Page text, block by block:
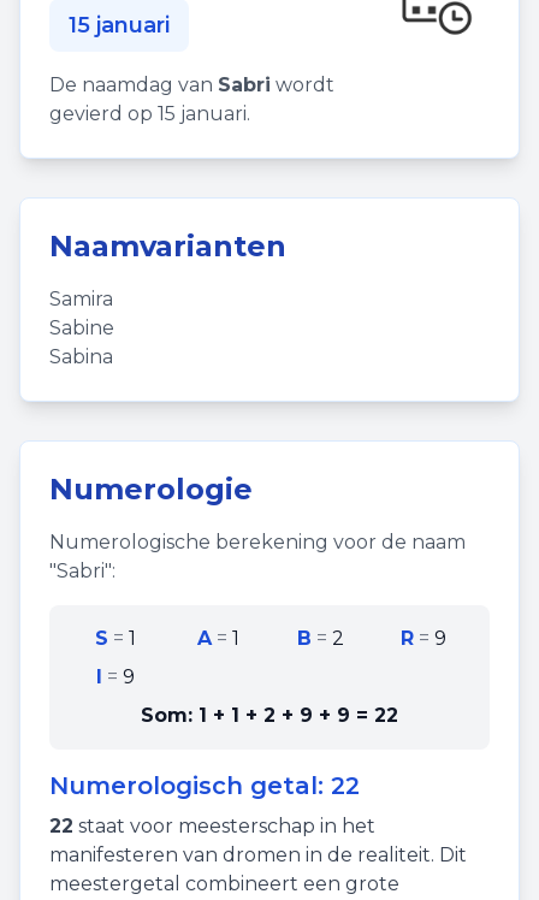
15 januari
De naamdag van Sabri wordt
gevierd op 15 januari.
Naamvarianten
Samira
Sabine
Sabina
Numerologie
Numerologische berekening voor de naam
"Sabri":
S = 1 A= 1 B =2 R =9
I = 9
Som: 1 + 1 + 2 + 9 + 9 = 22
Numerologisch getal: 22
22 staat voor meesterschap in het
manifesteren van dromen in de realiteit. Dit
meestergetal combineert een grote